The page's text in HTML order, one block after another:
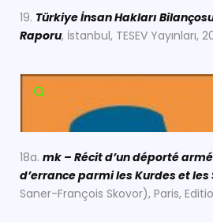
19. Türkiye İnsan Hakları
Raporu, İstanbul, TESEV Yayınları,
18a. mk – Récit d’un déporté arm
d’errance parmi les Kurdes et
Saner-François Skovor), Paris,